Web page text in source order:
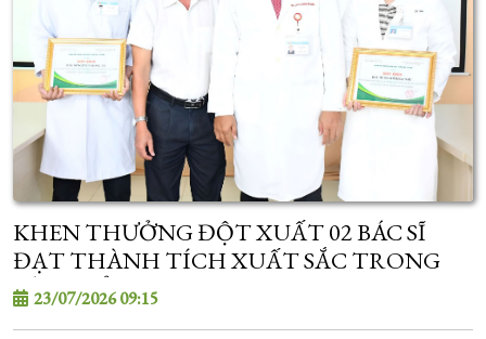
KHEN THƯỞNG ĐỘT XUẤT 02 BÁC SĨ
ĐẠT THÀNH TÍCH XUẤT SẮC TRONG
KỲ TUYỂN SINH SAU ĐẠI HỌC
23/07/2026 09:15